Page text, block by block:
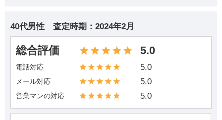
40代男性 査定時期： 2024年2月
総合評価 5.0
電話対応 5.0
メール対応 5.0
営業マンの対応 5.0